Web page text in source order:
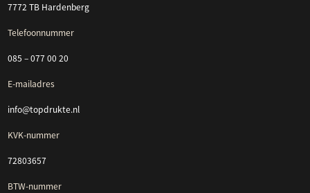
7772 TB Hardenberg
Telefoonnummer
085 – 077 00 20
E-mailadres
info@topdrukte.nl
KVK-nummer
72803657
BTW-nummer